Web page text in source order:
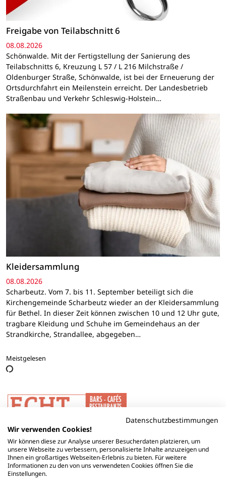
Freigabe von Teilabschnitt 6
08.08.2026
Schönwalde. Mit der Fertigstellung der Sanierung des
Teilabschnitts 6, Kreuzung L 57 / L 216 Milchstraße /
Oldenburger Straße, Schönwalde, ist bei der Erneuerung der
Ortsdurchfahrt ein Meilenstein erreicht. Der Landesbetrieb
Straßenbau und Verkehr Schleswig-Holstein…
Kleidersammlung
08.08.2026
Scharbeutz. Vom 7. bis 11. September beteiligt sich die
Kirchengemeinde Scharbeutz wieder an der Kleidersammlung
für Bethel. In dieser Zeit können zwischen 10 und 12 Uhr gute,
tragbare Kleidung und Schuhe im Gemeindehaus an der
Strandkirche, Strandallee, abgegeben…
Meistgelesen
Datenschutzbestimmungen
Wir verwenden Cookies!
Wir können diese zur Analyse unserer Besucherdaten platzieren, um
unsere Webseite zu verbessern, personalisierte Inhalte anzuzeigen und
Ihnen ein großartiges Webseiten-Erlebnis zu bieten. Für weitere
Informationen zu den von uns verwendeten Cookies öffnen Sie die
Einstellungen.